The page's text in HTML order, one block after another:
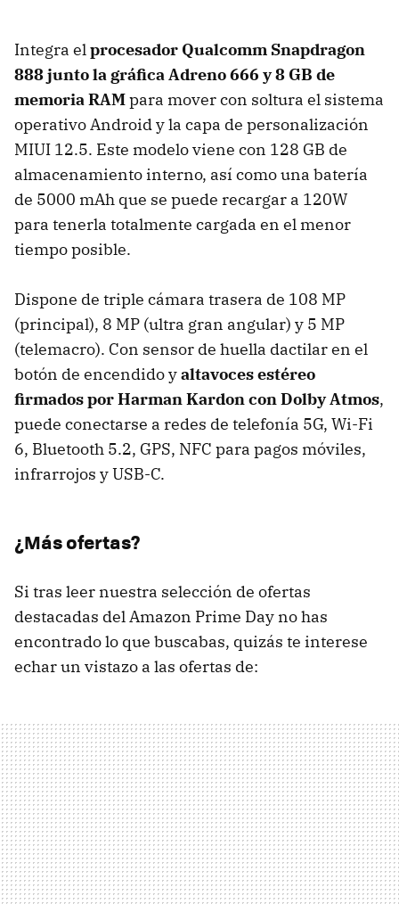
Integra elprocesador Qualcomm Snapdragon
888 junto la gráfica Adreno 666 y 8 GB de
memoria RAMpara mover con soltura el sistema
operativo Android y la capa de personalización
MIUI 12.5. Este modelo viene con 128 GB de
almacenamiento interno, así como una batería
de 5000 mAh que se puede recargar a 120W
para tenerla totalmente cargada en el menor
tiempo posible.
Dispone de triple cámara trasera de 108 MP
(principal), 8 MP (ultra gran angular) y 5 MP
(telemacro). Con sensor de huella dactilar en el
botón de encendido yaltavoces estéreo
firmados por Harman Kardon con Dolby Atmos,
puede conectarse a redes de telefonía 5G, Wi-Fi
6, Bluetooth 5.2, GPS, NFC para pagos móviles,
infrarrojos y USB-C.
¿Más ofertas?
Si tras leer nuestra selección de ofertas
destacadas del Amazon Prime Day no has
encontrado lo que buscabas, quizás te interese
echar un vistazo a las ofertas de: